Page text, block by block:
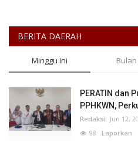
BERITA DAERAH
Minggu Ini Bulan
PERATIN dan
PPHKWN,
Redaksi Jun 12,
98 Laporkan